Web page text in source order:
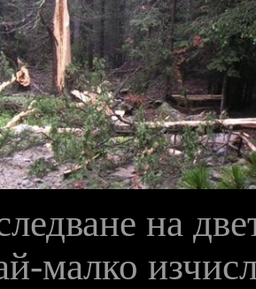
на
малко